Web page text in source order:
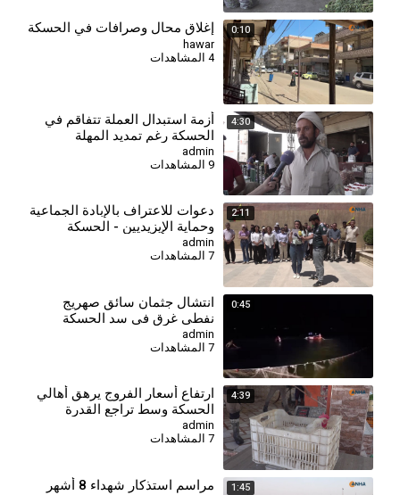
0:10 إغلاق محال وصرافات في الحسكة
hawar
4 المشاهدات
4:30
⁣أزمة استبدال العملة تتفاقم في
الحسكة رغم تمديد المهلة
admin
9 المشاهدات
2:11
دعوات للاعتراف بالإبادة الجماعية
وحماية الإيزيديين - الحسكة
admin
7 المشاهدات
0:45
انتشال جثمان سائق صهريج
نفطي غرق في سد الحسكة
الجنوبي
admin
7 المشاهدات
4:39
⁣ارتفاع أسعار الفروج يرهق أهالي
الحسكة وسط تراجع القدرة
الشرائية
admin
7 المشاهدات
1:45
⁣مراسم استذكار شهداء 8 أشهر